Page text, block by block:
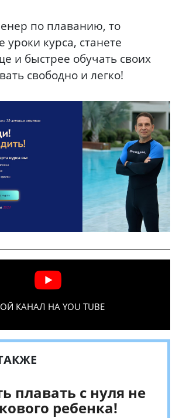
по плаванию, то
уроки курса, станете
и быстрее обучать своих
свободно и легко!
КАНАЛ НА YOU TUBE
плавать с нуля не
ребенка!